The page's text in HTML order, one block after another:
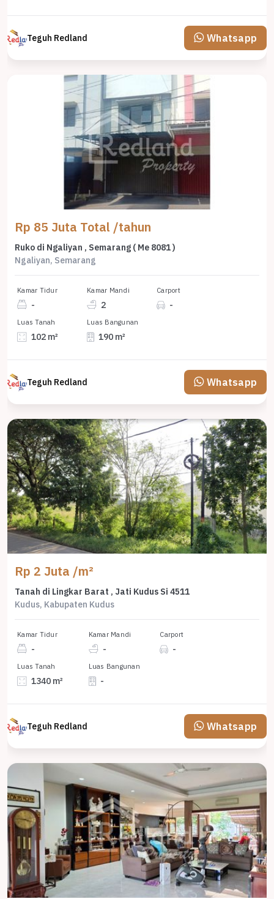
Teguh Redland Whatsapp
Rp 85 Juta Total /tahun
Ruko di Ngaliyan , Semarang ( Me 8081 )
Ngaliyan, Semarang
Kamar Tidur
-
Kamar Mandi
2
Carport
-
Luas Tanah
102 m²
Luas Bangunan
190 m²
Teguh Redland Whatsapp
Rp 2 Juta /m²
Tanah di Lingkar Barat , Jati Kudus Si 4511
Kudus, Kabupaten Kudus
Kamar Tidur
-
Kamar Mandi
-
Carport
-
Luas Tanah
1340 m²
Luas Bangunan
-
Teguh Redland Whatsapp